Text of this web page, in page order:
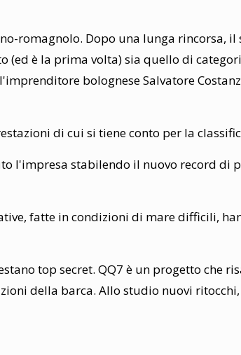
romagnolo. Dopo una lunga rincorsa, il
(ed è la prima volta) sia quello di
bolognese Salvatore
di cui si tiene conto per la
l'impresa stabilendo il nuovo record di
fatte in condizioni di mare difficili,
top secret. QQ7 è un progetto che
della barca. Allo studio nuovi